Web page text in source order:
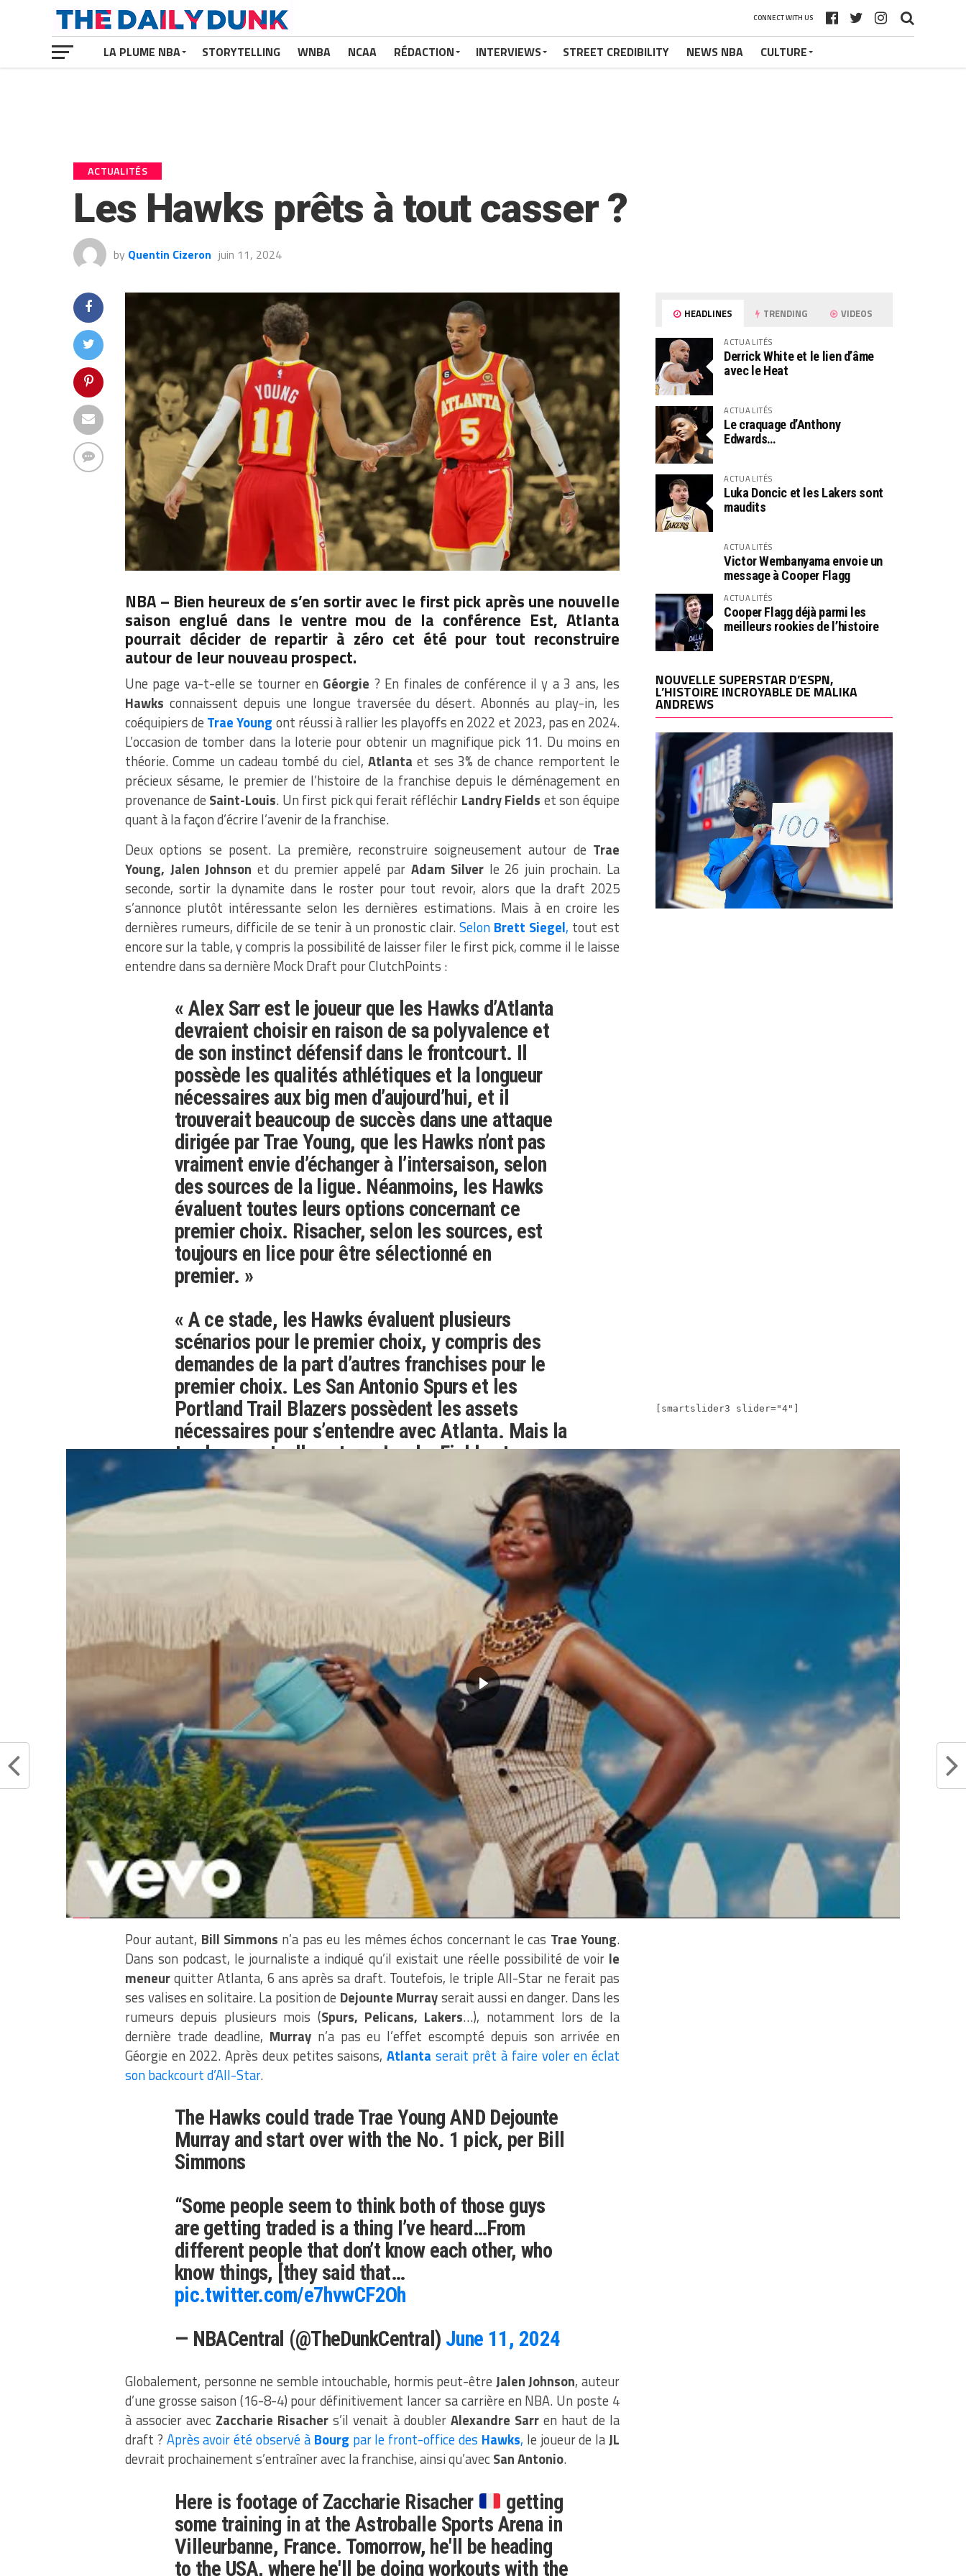
CONNECT WITH US
LA PLUME NBA STORYTELLING WNBA NCAA RÉDACTION INTERVIEWS STREET CREDIBILITY NEWS NBA CULTURE
ACTUALITÉS
Les Hawks prêts à tout casser ?
by Quentin Cizeron juin 11, 2024
NBA – Bien heureux de s’en sortir avec le first pick après une nouvelle
saison englué dans le ventre mou de la conférence Est, Atlanta
pourrait décider de repartir à zéro cet été pour tout reconstruire
autour de leur nouveau prospect.
Une page va-t-elle se tourner en Géorgie ? En finales de conférence il y a 3 ans, les
Hawks connaissent depuis une longue traversée du désert. Abonnés au play-in, les
coéquipiers de Trae Young ont réussi à rallier les playoffs en 2022 et 2023, pas en 2024.
L’occasion de tomber dans la loterie pour obtenir un magnifique pick 11. Du moins en
théorie. Comme un cadeau tombé du ciel, Atlanta et ses 3% de chance remportent le
précieux sésame, le premier de l’histoire de la franchise depuis le déménagement en
provenance de Saint-Louis. Un first pick qui ferait réfléchir Landry Fields et son équipe
quant à la façon d’écrire l’avenir de la franchise.
Deux options se posent. La première, reconstruire soigneusement autour de Trae
Young, Jalen Johnson et du premier appelé par Adam Silver le 26 juin prochain. La
seconde, sortir la dynamite dans le roster pour tout revoir, alors que la draft 2025
s’annonce plutôt intéressante selon les dernières estimations. Mais à en croire les
dernières rumeurs, difficile de se tenir à un pronostic clair.Selon Brett Siegel, tout est
encore sur la table, y compris la possibilité de laisser filer le first pick, comme il le laisse
entendre dans sa dernière Mock Draft pour ClutchPoints :
« Alex Sarr est le joueur que les Hawks d’Atlanta
devraient choisir en raison de sa polyvalence et
de son instinct défensif dans le frontcourt. Il
possède les qualités athlétiques et la longueur
nécessaires aux big men d’aujourd’hui, et il
trouverait beaucoup de succès dans une attaque
dirigée par Trae Young, que les Hawks n’ont pas
vraiment envie d’échanger à l’intersaison, selon
des sources de la ligue. Néanmoins, les Hawks
évaluent toutes leurs options concernant ce
premier choix. Risacher, selon les sources, est
toujours en lice pour être sélectionné en
premier. »
« A ce stade, les Hawks évaluent plusieurs
scénarios pour le premier choix, y compris des
demandes de la part d’autres franchises pour le
premier choix. Les San Antonio Spurs et les
Portland Trail Blazers possèdent les assets
nécessaires pour s’entendre avec Atlanta. Mais la
tendance actuelle est que Landry Fields et son
front office garderont leur choix, selon les
sources. Cependant, Donovan Clingan (UConn) est
un joueur sur lequel les Hawks ont fait des
recherches ces dernières semaines, ce qui laisse
penser que les Hawks sont ouverts à l’idée de
descendre de quelques places dans la draft. En ce
qui concerne les autres mouvements que la
franchise pourrait faire, on s’attend à ce
qu’Atlanta rende Clint Capela et De’Andre Hunter
disponibles dans les discussions d’échange avant
et après la Draft. »
The Hawks are expected to make DeAndre Hunter
and Clint Capela available for trade, per
@BrettSiegelNBA
Which teams should trade for them?
pic.twitter.com/xXvqtm2lXd
— Legion Hoops (@LegionHoops)June 10, 2024
Pour autant, Bill Simmons n’a pas eu les mêmes échos concernant le cas Trae Young.
Dans son podcast, le journaliste a indiqué qu’il existait une réelle possibilité de voirle
meneurquitter Atlanta, 6 ans après sa draft. Toutefois, le triple All-Star ne ferait pas
ses valises en solitaire. La position de Dejounte Murrayserait aussi en danger. Dans les
rumeurs depuis plusieurs mois (Spurs, Pelicans, Lakers…), notamment lors de la
dernière trade deadline, Murrayn’a pas eu l’effet escompté depuis son arrivée en
Géorgie en 2022. Après deux petites saisons, Atlanta serait prêt à faire voler en éclat
son backcourt d’All-Star.
The Hawks could trade Trae Young AND Dejounte
Murray and start over with the No. 1 pick, per Bill
Simmons
“Some people seem to think both of those guys
are getting traded is a thing I’ve heard…From
different people that don’t know each other, who
know things, [they said that…
pic.twitter.com/e7hvwCF2Oh
— NBACentral (@TheDunkCentral) June 11, 2024
Globalement, personne ne semble intouchable, hormis peut-être Jalen Johnson, auteur
d’une grosse saison (16-8-4) pour définitivement lancer sa carrière en NBA. Un poste 4
à associer avec Zaccharie Risacher s’il venait à doubler Alexandre Sarren haut de la
draft ? Après avoir été observé à Bourg par le front-office des Hawks, le joueur de laJL
devrait prochainement s’entraîner avec la franchise, ainsi qu’avecSan Antonio.
Here is footage of Zaccharie Risacher
getting
some training in at the Astroballe Sports Arena in
Villeurbanne, France. Tomorrow, he'll be heading
to the USA, where he'll be doing workouts with the
HEADLINES TRENDING VIDEOS
ACTUALITÉS
Derrick White et le lien d’âme
avec le Heat
ACTUALITÉS
Le craquage d’Anthony
Edwards…
ACTUALITÉS
Luka Doncic et les Lakers sont
maudits
ACTUALITÉS
Victor Wembanyama envoie un
message à Cooper Flagg
ACTUALITÉS
Cooper Flagg déjà parmi les
meilleurs rookies de l’histoire
NOUVELLE SUPERSTAR D’ESPN,
L’HISTOIRE INCROYABLE DE MALIKA
ANDREWS
[smartslider3 slider="4"]